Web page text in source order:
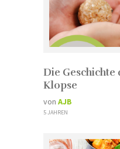
Die
Klopse
von AJB
5 JAHREN